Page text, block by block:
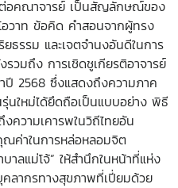
อคณาจารย์ เป็นสัญลักษณ์ของ
วาท ข้อคิด คำสอนจากผู้ทรง
รรม และเจตจำนงอันดีในการ
วมถึง การเชิดชูเกียรติอาจารย์
ปี 2568 ซึ่งแสดงถึงความภาค
รุ่นใหม่ได้ยึดถือเป็นแบบอย่าง พิธี
ความเคารพในวิถีไทยอัน
ค่าในการหล่อหลอมจิต
แม่โจ้” ให้สำนึกในหน้าที่แห่ง
คลากรทางสุขภาพที่เปี่ยมด้วย